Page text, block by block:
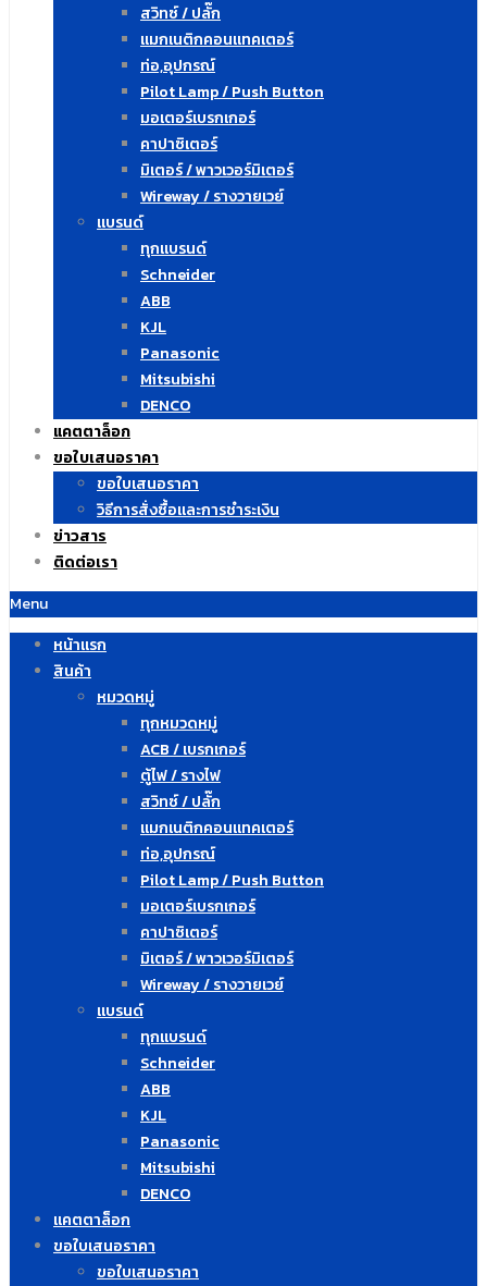
สวิทซ์ / ปลั๊ก
แมกเนติกคอนแทคเตอร์
ท่อ,อุปกรณ์
Pilot Lamp / Push Button
มอเตอร์เบรกเกอร์
คาปาซิเตอร์
มิเตอร์ / พาวเวอร์มิเตอร์
Wireway / รางวายเวย์
แบรนด์
ทุกแบรนด์
Schneider
ABB
KJL
Panasonic
Mitsubishi
DENCO
แคตตาล็อก
ขอใบเสนอราคา
ขอใบเสนอราคา
วิธีการสั่งซื้อและการชำระเงิน
ข่าวสาร
ติดต่อเรา
Menu
หน้าแรก
สินค้า
หมวดหมู่
ทุกหมวดหมู่
ACB / เบรกเกอร์
ตู้ไฟ / รางไฟ
สวิทซ์ / ปลั๊ก
แมกเนติกคอนแทคเตอร์
ท่อ,อุปกรณ์
Pilot Lamp / Push Button
มอเตอร์เบรกเกอร์
คาปาซิเตอร์
มิเตอร์ / พาวเวอร์มิเตอร์
Wireway / รางวายเวย์
แบรนด์
ทุกแบรนด์
Schneider
ABB
KJL
Panasonic
Mitsubishi
DENCO
แคตตาล็อก
ขอใบเสนอราคา
ขอใบเสนอราคา